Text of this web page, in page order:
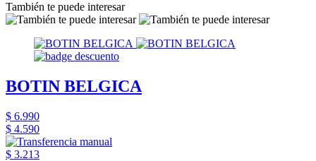
También te puede interesar
BOTIN BELGICA
$ 6.990
$ 4.590
$ 3.213